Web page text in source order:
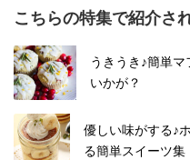
こちらの特集で紹介さ
うきうき♪簡単
いかが？
優しい味がする♪
る簡単スイーツ集